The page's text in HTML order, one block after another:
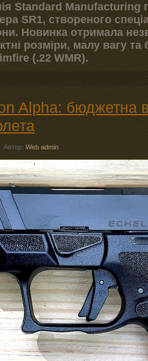
Standard Manufacturing
SR1, створеного
Новинка отримала
розміри, малу вагу та
(.22 WMR).
Alpha: бюджетна
Автор: Web admin